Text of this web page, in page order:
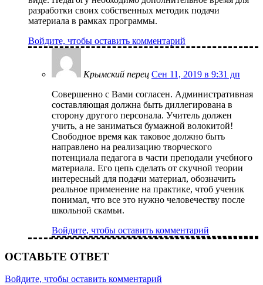
разработки своих собственных методик подачи
материала в рамках программы.
Войдите, чтобы оставить комментарий
Крымский перец Сен 11, 2019 в 9:31 дп
Совершенно с Вами согласен. Административная
составляющая должна быть диллегирована в
сторону другого персонала. Учитель должен
учить, а не заниматься бумажной волокитой!
Свободное время как таковое должно быть
направлено на реализацию творческого
потенциала педагога в части преподали учебного
материала. Его цепь сделать от скучной теории
интересный для подачи материал, обозначить
реальное применение на практике, чтоб ученик
понимал, что все это нужно человечеству после
школьной скамьи.
Войдите, чтобы оставить комментарий
ОСТАВЬТЕ ОТВЕТ
Войдите, чтобы оставить комментарий